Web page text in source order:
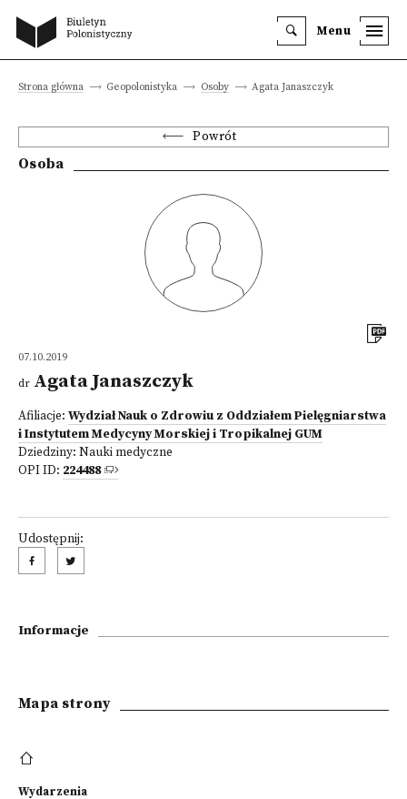
Menu
Strona główna Geopolonistyka Osoby Agata Janaszczyk
Powrót
Osoba
07.10.2019
dr Agata Janaszczyk
Afiliacje: Wydział Nauk o Zdrowiu z Oddziałem Pielęgniarstwa
i Instytutem Medycyny Morskiej i Tropikalnej GUM
Dziedziny: Nauki medyczne
OPI ID: 224488
Udostępnij:
Informacje
Mapa strony
Wydarzenia